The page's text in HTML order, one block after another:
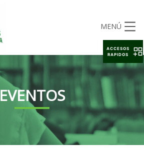
MENÚ
EVENTOS
ACCESOS
RAPIDOS